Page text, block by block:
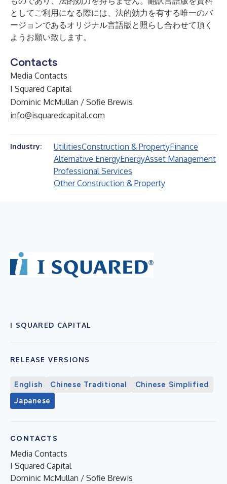
としてご利用になる際には、法的効力を有する唯一のバ
ージョンであるオリジナル言語版と照らし合わせて頂く
ようお願い致します。
Contacts
Media Contacts
I Squared Capital
Dominic McMullan / Sofie Brewis
info@isquaredcapital.com
Industry: UtilitiesConstruction & PropertyFinance
Alternative EnergyEnergyAsset Management
Professional Services
Other Construction & Property
I SQUARED CAPITAL
RELEASE VERSIONS
English Chinese Traditional
Chinese Simplified
Japanese
CONTACTS
Media Contacts
I Squared Capital
Dominic McMullan / Sofie Brewis